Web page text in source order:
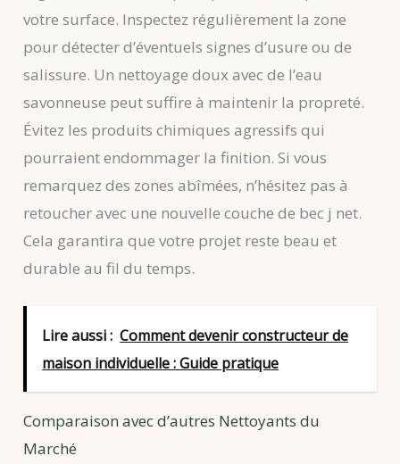
votre surface. Inspectez régulièrement la zone
pour détecter d’éventuels signes d’usure ou de
salissure. Un nettoyage doux avec de l’eau
savonneuse peut suffire à maintenir la propreté.
Évitez les produits chimiques agressifs qui
pourraient endommager la finition. Si vous
remarquez des zones abîmées, n’hésitez pas à
retoucher avec une nouvelle couche de bec j net.
Cela garantira que votre projet reste beau et
durable au fil du temps.
Lire aussi : Comment devenir constructeur de
maison individuelle : Guide pratique
Comparaison avec d’autres Nettoyants du
Marché